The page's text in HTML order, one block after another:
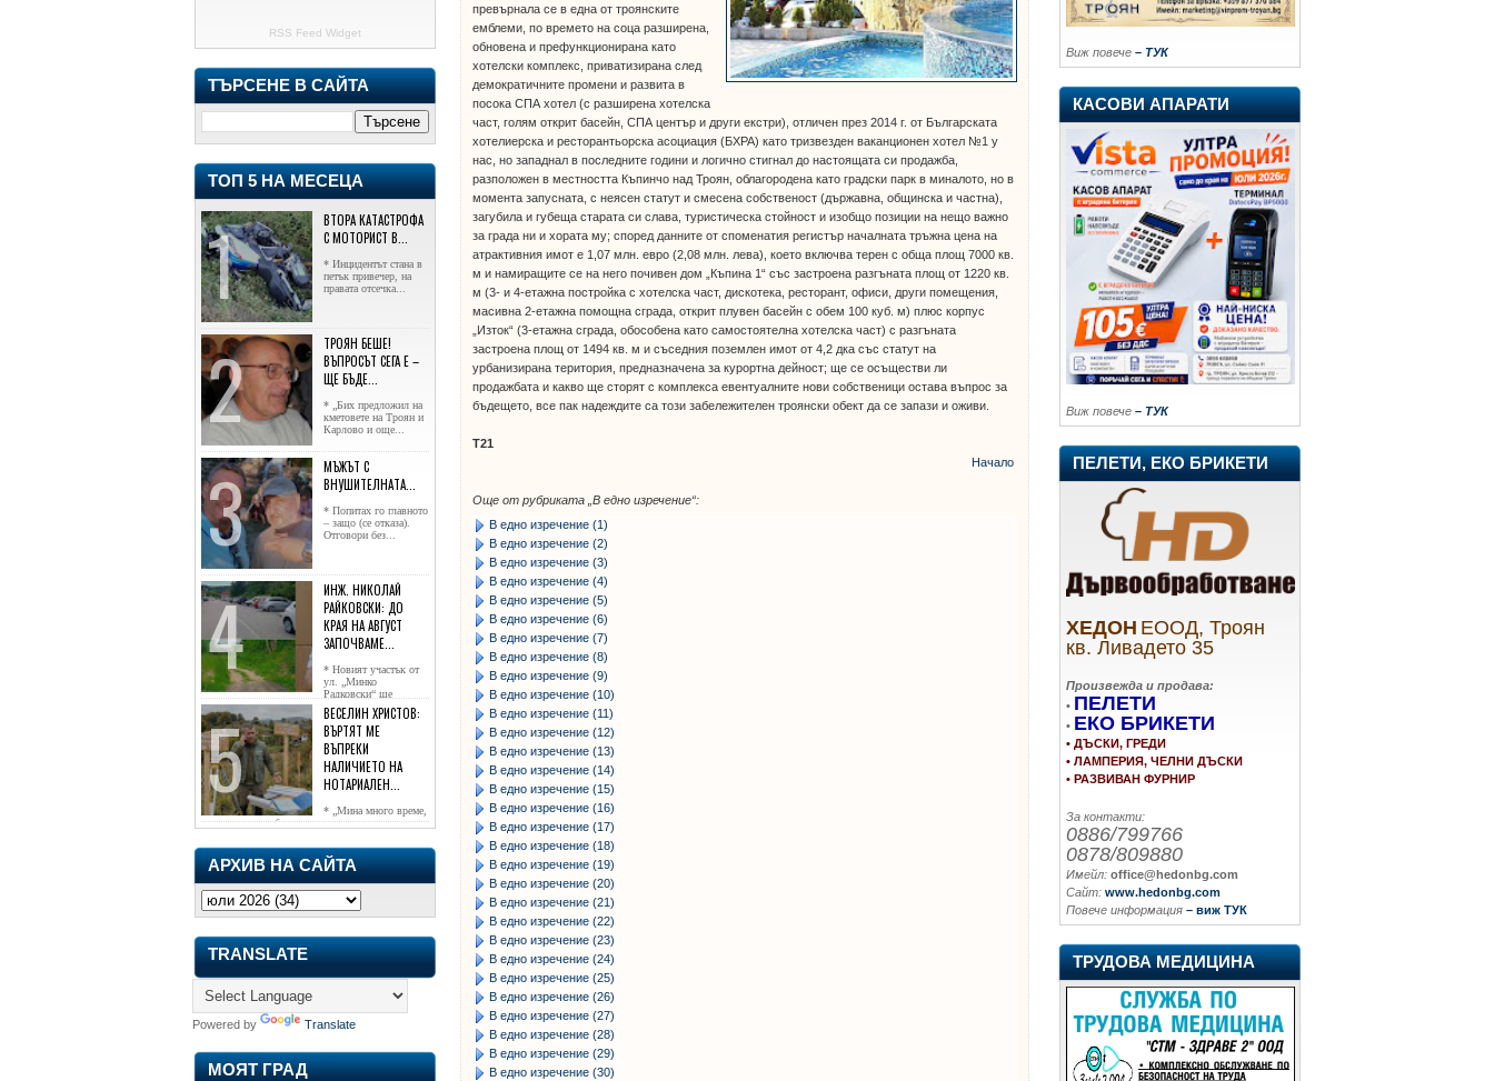
RSS Feed Widget
ТЪРСЕНЕ В САЙТА
ТОП 5 НА МЕСЕЦА
ВТОРА КАТАСТРОФА
С МОТОРИСТ В...
* Инцидентът стана в
петък привечер, на
правата отсечка...
ТРОЯН БЕШЕ!
ВЪПРОСЪТ СЕГА Е –
ЩЕ БЪДЕ...
* „Бих предложил на
кметовете на Троян и
Карлово и още...
МЪЖЪТ С
ВНУШИТЕЛНАТА...
* Попитах го главното
– защо (се отказа).
Отговори без...
ИНЖ. НИКОЛАЙ
РАЙКОВСКИ: ДО
КРАЯ НА АВГУСТ
ЗАПОЧВАМЕ...
* Новият участък от
ул. „Минко
Радковски“ ще
достигне жк...
ВЕСЕЛИН ХРИСТОВ:
ВЪРТЯТ МЕ
ВЪПРЕКИ
НАЛИЧИЕТО НА
НОТАРИАЛЕН...
* „Мина много време,
чаках го да се обади, но нищо не...
АРХИВ НА САЙТА
TRANSLATE
Powered by Translate
МОЯТ ГРАД
превърнала се в една от троянските
емблеми, по времето на соца разширена,
обновена и префункционирана като
хотелски комплекс, приватизирана след
демократичните промени и развита в
посока СПА хотел (с разширена хотелска
част, голям открит басейн, СПА център и други екстри), отличен през 2014 г. от Българската
хотелиерска и ресторантьорска асоциация (БХРА) като тризвезден ваканционен хотел №1 у
нас, но западнал в последните години и логично стигнал до настоящата си продажба,
разположен в местността Къпинчо над Троян, облагородена като градски парк в миналото, но в
момента запусната, с неясен статут и смесена собственост (държавна, общинска и частна),
загубила и губеща старата си слава, туристическа стойност и изобщо позиции на нещо важно
за града ни и хората му; според данните от споменатия регистър началната тръжна цена на
атрактивния имот е 1,07 млн. евро (2,08 млн. лева), което включва терен с обща площ 7000 кв.
м и намиращите се на него почивен дом „Къпина 1“ със застроена разгъната площ от 1220 кв.
м (3- и 4-етажна постройка с хотелска част, дискотека, ресторант, офиси, други помещения,
масивна 2-етажна помощна сграда, открит плувен басейн с обем 100 куб. м) плюс корпус
„Изток“ (3-етажна сграда, обособена като самостоятелна хотелска част) с разгъната
застроена площ от 1494 кв. м и съседния поземлен имот от 4,2 дка със статут на
урбанизирана територия, предназначена за курортна дейност; ще се осъществи ли
продажбата и какво ще сторят с комплекса евентуалните нови собственици остава въпрос за
бъдещето, все пак надеждите са този забележителен троянски обект да се запази и оживи.
Т21
Начало
Още от рубриката „В едно изречение“:
В едно изречение (1)
В едно изречение (2)
В едно изречение (3)
В едно изречение (4)
В едно изречение (5)
В едно изречение (6)
В едно изречение (7)
В едно изречение (8)
В едно изречение (9)
В едно изречение (10)
В едно изречение (11)
В едно изречение (12)
В едно изречение (13)
В едно изречение (14)
В едно изречение (15)
В едно изречение (16)
В едно изречение (17)
В едно изречение (18)
В едно изречение (19)
В едно изречение (20)
В едно изречение (21)
В едно изречение (22)
В едно изречение (23)
В едно изречение (24)
В едно изречение (25)
В едно изречение (26)
В едно изречение (27)
В едно изречение (28)
В едно изречение (29)
В едно изречение (30)
Виж повече – ТУК
КАСОВИ АПАРАТИ
Виж повече – ТУК
ПЕЛЕТИ, ЕКО БРИКЕТИ
ХЕДОН ЕООД, Троян
кв. Ливадето 35
Произвежда и продава:
• ПЕЛЕТИ
• ЕКО БРИКЕТИ
• ДЪСКИ, ГРЕДИ
• ЛАМПЕРИЯ, ЧЕЛНИ ДЪСКИ
• РАЗВИВАН ФУРНИР
За контакти:
0886/799766
0878/809880
Имейл: office@hedonbg.com
Сайт: www.hedonbg.com
Повече информация – виж ТУК
ТРУДОВА МЕДИЦИНА